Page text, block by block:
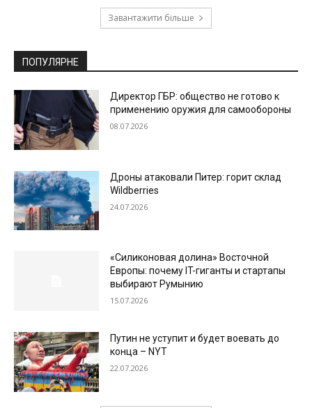
Завантажити більше
ПОПУЛЯРНЕ
Директор ГБР: общество не готово к
применению оружия для самообороны
08.07.2026
Дроны атаковали Питер: горит склад
Wildberries
24.07.2026
«Силиконовая долина» Восточной
Европы: почему IT-гиганты и стартапы
выбирают Румынию
15.07.2026
Путин не уступит и будет воевать до
конца – NYT
22.07.2026